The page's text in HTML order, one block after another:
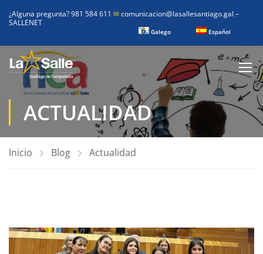
¿Alguna pregunta? 981 584 611 ✉comunicacion@lasallesantiago.gal –
SALLENET
Galego Español
ACTUALIDAD
Inicio Blog Actualidad